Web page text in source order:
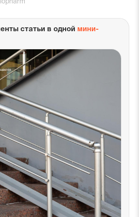
статьи в одной мини-